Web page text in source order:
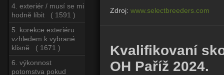
4. exteriér / musí se mi
hodně líbit ( 1591 )
5. korekce exteriéru
vzhledem k vybrané
klisně ( 1671 )
6. výkonnost
potomstva pokud
Zdroj: www.selectbreeders.com
Kvalifikovaní
OH Paříž 2024.